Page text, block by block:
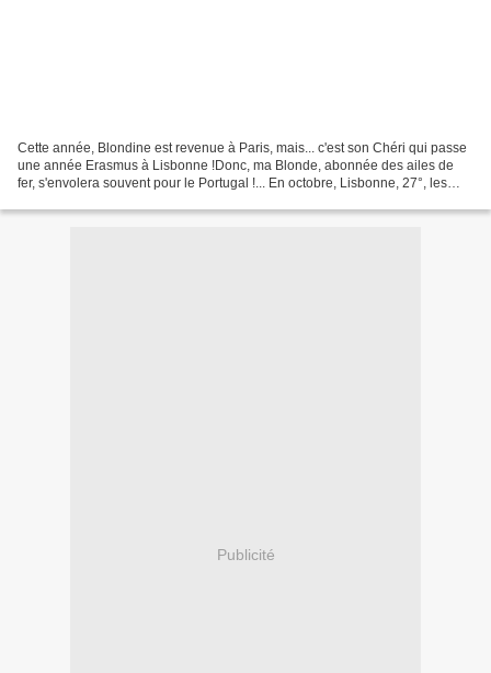
Cette année, Blondine est revenue à Paris, mais... c'est son Chéri qui passe
une année Erasmus à Lisbonne !Donc, ma Blonde, abonnée des ailes de
fer, s'envolera souvent pour le Portugal !... En octobre, Lisbonne, 27°, les
Publicité